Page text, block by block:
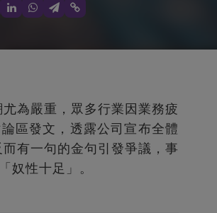
為嚴重，眾多行業因業務疲
區發文，透露公司宣布全體
有一句的金句引發爭議，事
奴性十足」。